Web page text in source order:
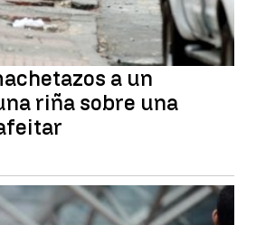
a un
riña sobre una